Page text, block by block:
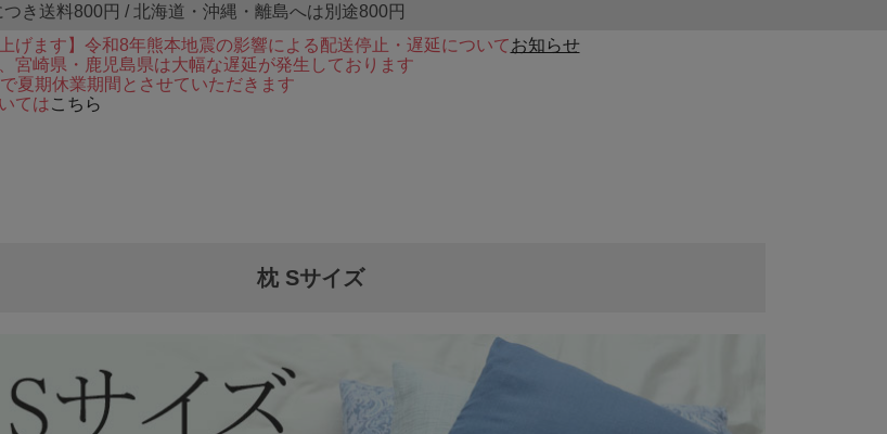
つき送料800円 / 北海道・沖縄・離島へは別途800円
げます】令和8年熊本地震の影響による配送停止・遅延についてお知らせ
宮崎県・鹿児島県は大幅な遅延が発生しております
夏期休業期間とさせていただきます
てはこちら
枕 Sサイズ